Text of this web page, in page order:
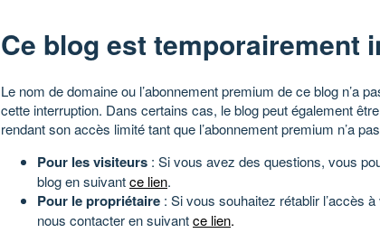
Ce blog est temporairement
Le nom de domaine ou l’abonnement premium de ce blog n’a
cette interruption. Dans certains cas, le blog peut également
rendant son accès limité tant que l’abonnement premium n’a
Pour les visiteurs : Si vous avez des questions, vous
blog en suivantce lien.
Pour le propriétaire : Si vous souhaitez rétablir l’accès
nous contacter en suivantce lien.